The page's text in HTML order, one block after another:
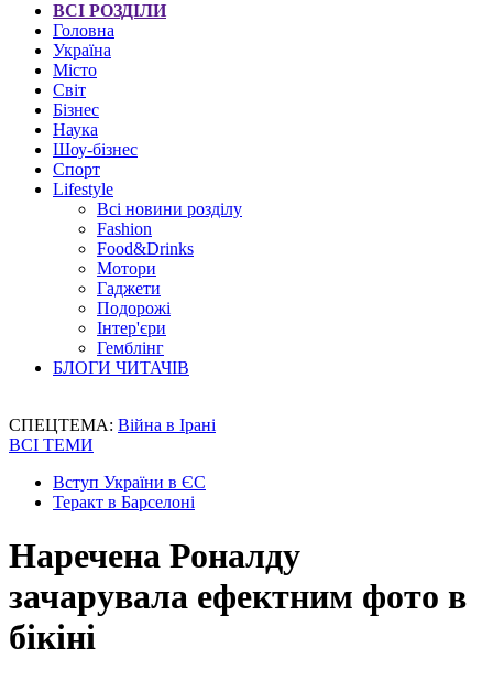
ВСІ РОЗДІЛИ
Головна
Україна
Місто
Світ
Бізнес
Наука
Шоу-бізнес
Спорт
Lifestyle
Всі новини розділу
Fashion
Food&Drinks
Мотори
Гаджети
Подорожі
Інтер'єри
Гемблінг
БЛОГИ ЧИТАЧІВ
СПЕЦТЕМА: Війна в Ірані
ВСІ ТЕМИ
Вступ України в ЄС
Теракт в Барселоні
Наречена Роналду
зачарувала ефектним фото в
бікіні